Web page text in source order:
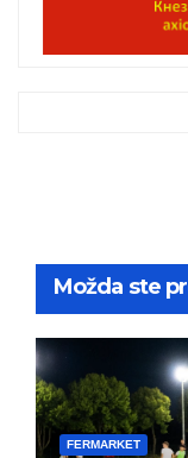
Možda ste
FERMARKET